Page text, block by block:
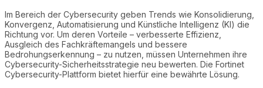
Im Bereich der Cybersecurity geben Trends wie Konsolidierung,
Konvergenz, Automatisierung und Künstliche Intelligenz (KI) die
Richtung vor. Um deren Vorteile – verbesserte Effizienz,
Ausgleich des Fachkräftemangels und bessere
Bedrohungserkennung – zu nutzen, müssen Unternehmen ihre
Cybersecurity-Sicherheitsstrategie neu bewerten. Die Fortinet
Cybersecurity-Plattform bietet hierfür eine bewährte Lösung.